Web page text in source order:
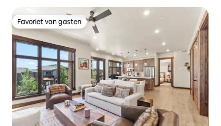
Favoriet van gasten
Favoriet van gasten